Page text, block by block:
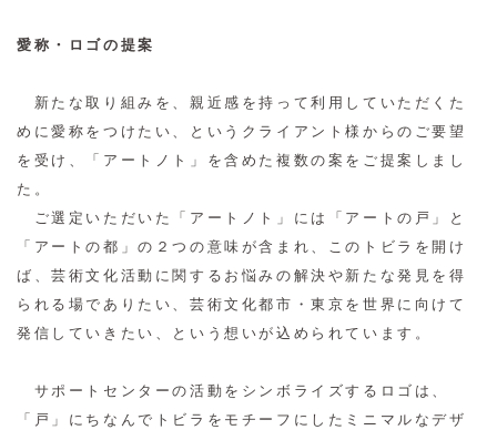
愛称・ロゴの提案
新たな取り組みを、親近感を持って利用していただくた
めに愛称をつけたい、というクライアント様からのご要望
を受け、「アートノト」を含めた複数の案をご提案しまし
た。
ご選定いただいた「アートノト」には「アートの戸」と
「アートの都」の２つの意味が含まれ、このトビラを開け
ば、芸術文化活動に関するお悩みの解決や新たな発見を得
られる場でありたい、芸術文化都市・東京を世界に向けて
発信していきたい、という想いが込められています。
サポートセンターの活動をシンボライズするロゴは、
「戸」にちなんでトビラをモチーフにしたミニマルなデザ